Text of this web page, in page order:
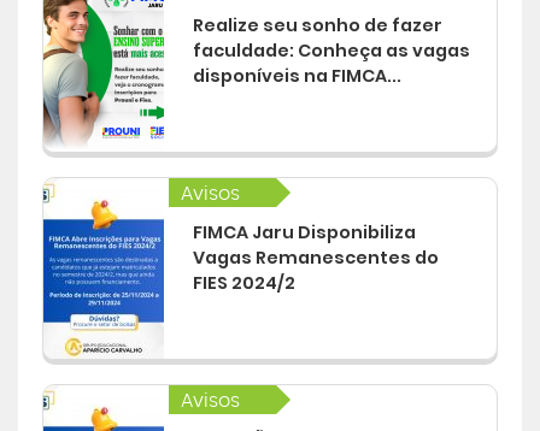
Realize seu sonho de fazer
faculdade: Conheça as vagas
disponíveis na FIMCA...
Avisos
FIMCA Jaru Disponibiliza
Vagas Remanescentes do
FIES 2024/2
Avisos